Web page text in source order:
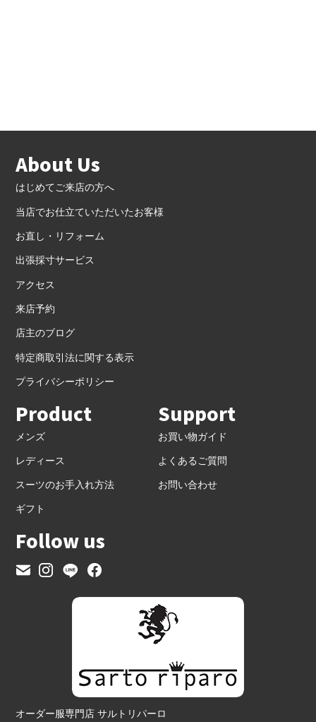
About Us
はじめてご来店の方へ
当店でお仕立ていただいたお客様
お直し・リフォーム
出張採寸サービス
アクセス
来店予約
店主のブログ
特定商取引法に関する表示
プライバシーポリシー
Product
メンズ
レディース
スーツのお手入れ方法
ギフト
Support
お買い物ガイド
よくあるご質問
お問い合わせ
Follow us
オーダー服専門店 サルトリパーロ